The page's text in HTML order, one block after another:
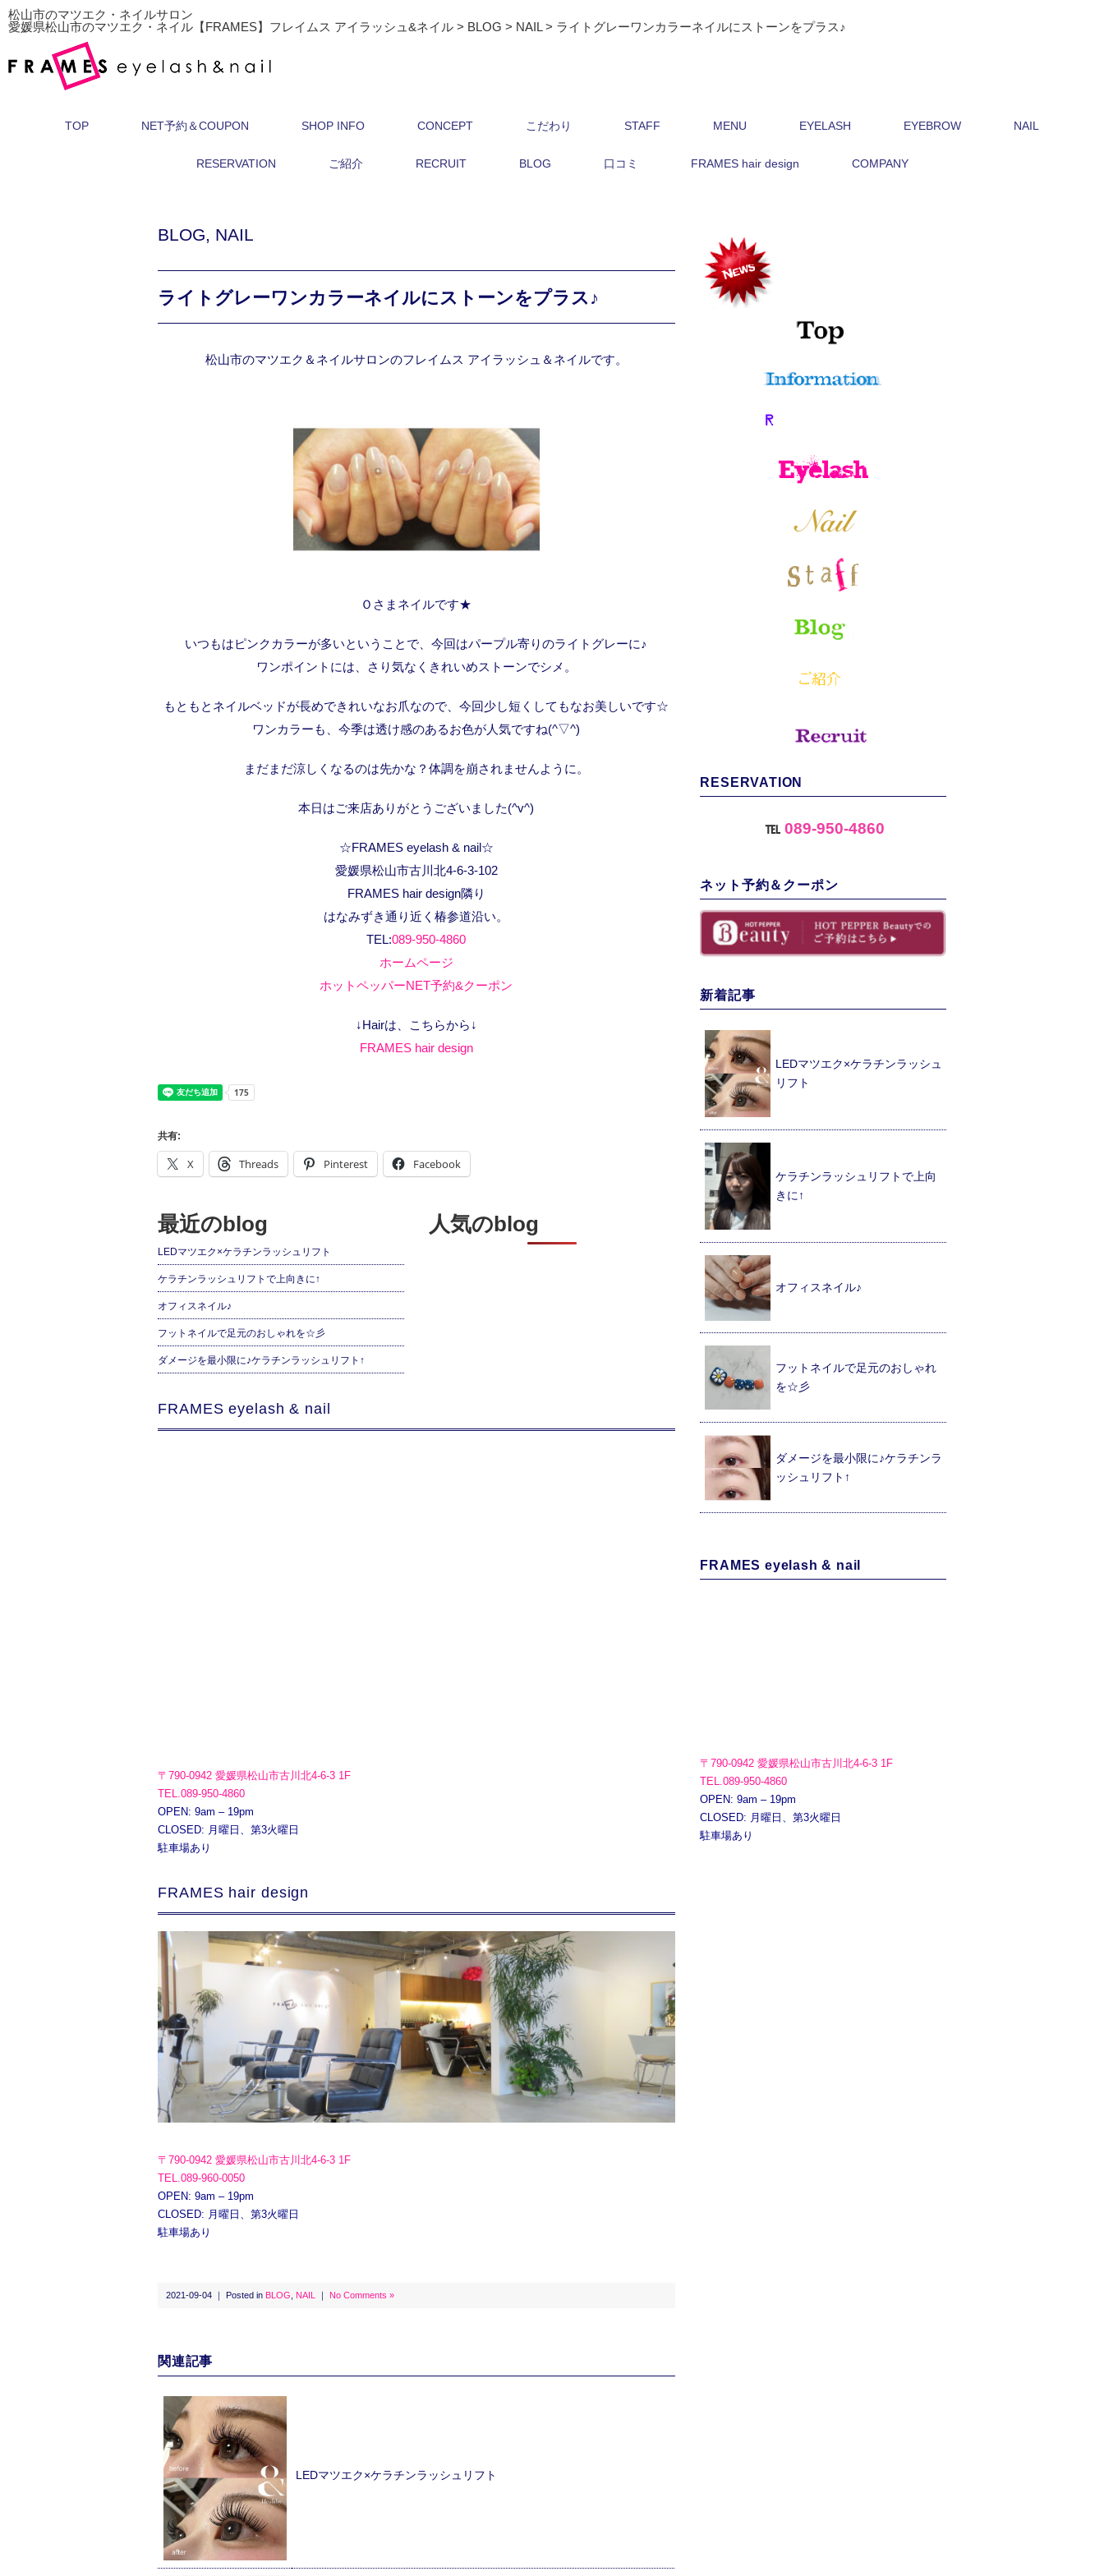
松山市のマツエク・ネイルサロン
愛媛県松山市のマツエク・ネイル【FRAMES】フレイムス アイラッシュ&ネイル > BLOG > NAIL> ライトグレーワンカラーネイルにストーンをプラス♪
TOP NET予約＆COUPON SHOP INFO CONCEPT こだわり STAFF MENU EYELASH EYEBROW NAIL
RESERVATION ご紹介 RECRUIT BLOG 口コミ FRAMES hair design COMPANY
BLOG, NAIL
ライトグレーワンカラーネイルにストーンをプラス♪
松山市のマツエク＆ネイルサロンのフレイムス アイラッシュ＆ネイルです。
Ｏさまネイルです★
いつもはピンクカラーが多いということで、今回はパープル寄りのライトグレーに♪
ワンポイントには、さり気なくきれいめストーンでシメ。
もともとネイルベッドが長めできれいなお爪なので、今回少し短くしてもなお美しいです☆
ワンカラーも、今季は透け感のあるお色が人気ですね(^▽^)
まだまだ涼しくなるのは先かな？体調を崩されませんように。
本日はご来店ありがとうございました(^v^)
☆FRAMES eyelash & nail☆
愛媛県松山市古川北4-6-3-102
FRAMES hair design隣り
はなみずき通り近く椿参道沿い。
TEL:089-950-4860
ホームページ
ホットペッパーNET予約&クーポン
↓Hairは、こちらから↓
FRAMES hair design
共有:
X Threads Pinterest Facebook
最近のblog
LEDマツエク×ケラチンラッシュリフト
ケラチンラッシュリフトで上向きに↑
オフィスネイル♪
フットネイルで足元のおしゃれを☆彡
ダメージを最小限に♪ケラチンラッシュリフト↑
人気のblog
FRAMES eyelash & nail
〒790-0942 愛媛県松山市古川北4-6-3 1F
TEL.089-950-4860
OPEN: 9am – 19pm
CLOSED: 月曜日、第3火曜日
駐車場あり
FRAMES hair design
〒790-0942 愛媛県松山市古川北4-6-3 1F
TEL.089-960-0050
OPEN: 9am – 19pm
CLOSED: 月曜日、第3火曜日
駐車場あり
2021-09-04 ｜ Posted in BLOG NAIL ｜ No Comments »
関連記事
LEDマツエク×ケラチンラッシュリフト
RESERVATION
℡089-950-4860
ネット予約＆クーポン
新着記事
LEDマツエク×ケラチンラッシュ
リフト
ケラチンラッシュリフトで上向
きに↑
オフィスネイル♪
フットネイルで足元のおしゃれ
を☆彡
ダメージを最小限に♪ケラチンラ
ッシュリフト↑
FRAMES eyelash & nail
〒790-0942 愛媛県松山市古川北4-6-3 1F
TEL.089-950-4860
OPEN: 9am – 19pm
CLOSED: 月曜日、第3火曜日
駐車場あり